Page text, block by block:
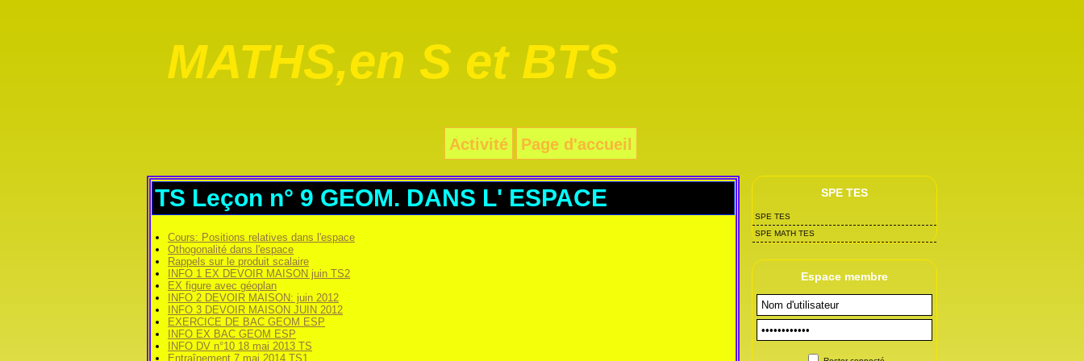
MATHS,en S et BTS
Activité Page d'accueil
SPE TES
SPE TES
SPE MATH TES
Espace membre
TS Leçon n° 9 GEOM. DANS L' ESPACE
Cours: Positions relatives dans l'espace
Othogonalité dans l'espace
Rappels sur le produit scalaire
INFO 1 EX DEVOIR MAISON juin TS2
EX figure avec géoplan
INFO 2 DEVOIR MAISON: juin 2012
INFO 3 DEVOIR MAISON JUIN 2012
EXERCICE DE BAC GEOM ESP
INFO EX BAC GEOM ESP
INFO DV n°10 18 mai 2013 TS
Entraînement 7 mai 2014 TS1